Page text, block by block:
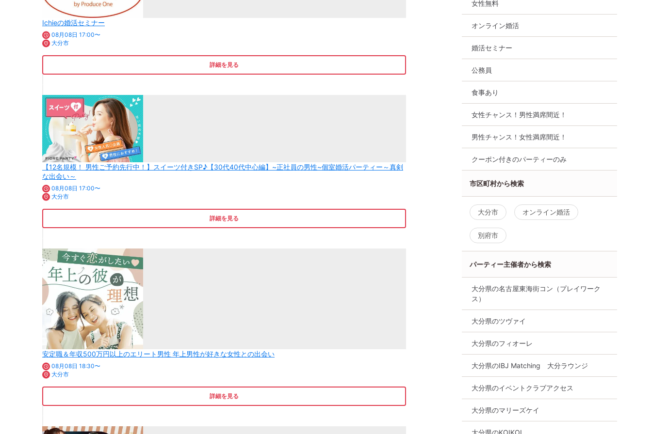
Ichieの婚活セミナー
08月08日 17:00〜
大分市
詳細を見る
【12名規模！ 男性ご予約先行中！】スイーツ付きSP♪【30代40代中心編】~正社員の男性~個室婚活パーティー～真剣
な出会い～
08月08日 17:00〜
大分市
詳細を見る
安定職＆年収500万円以上のエリート男性 年上男性が好きな女性との出会い
08月08日 18:30〜
大分市
詳細を見る
女性無料
オンライン婚活
婚活セミナー
公務員
食事あり
女性チャンス！男性満席間近！
男性チャンス！女性満席間近！
クーポン付きのパーティーのみ
市区町村から検索
大分市 オンライン婚活
別府市
パーティー主催者から検索
大分県の名古屋東海街コン（プレイワーク
ス）
大分県のツヴァイ
大分県のフィオーレ
大分県のIBJ Matching 大分ラウンジ
大分県のイベントクラブアクセス
大分県のマリーズケイ
大分県のKOIKOI